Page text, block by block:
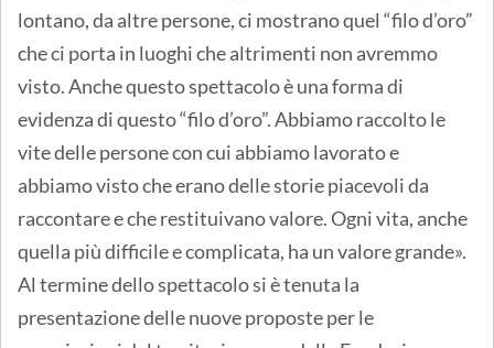
lontano, da altre persone, ci mostrano quel “filo d’oro”
che ci porta in luoghi che altrimenti non avremmo
visto. Anche questo spettacolo è una forma di
evidenza di questo “filo d’oro”. Abbiamo raccolto le
vite delle persone con cui abbiamo lavorato e
abbiamo visto che erano delle storie piacevoli da
raccontare e che restituivano valore. Ogni vita, anche
quella più difficile e complicata, ha un valore grande».
Al termine dello spettacolo si è tenuta la
presentazione delle nuove proposte per le